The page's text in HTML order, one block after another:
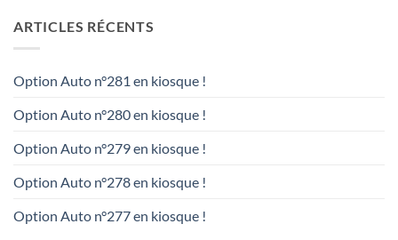
ARTICLES RÉCENTS
Option Auto n°281 en kiosque !
Option Auto n°280 en kiosque !
Option Auto n°279 en kiosque !
Option Auto n°278 en kiosque !
Option Auto n°277 en kiosque !